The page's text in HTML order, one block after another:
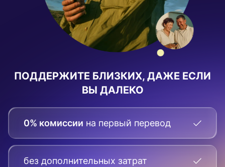
ПОДДЕРЖИТЕ БЛИЗКИХ, ДАЖЕ ЕСЛИ
ВЫ ДАЛЕКО
0% комиссии на первый перевод
без дополнительных затрат